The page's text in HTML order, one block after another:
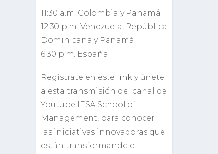
11:30 a.m. Colombia y Panamá
12:30 p.m. Venezuela, República
Dominicana y Panamá
6:30 p.m. España
Regístrate en este link y únete
a esta transmisión del canal de
Youtube IESA School of
Management, para conocer
las iniciativas innovadoras que
están transformando el